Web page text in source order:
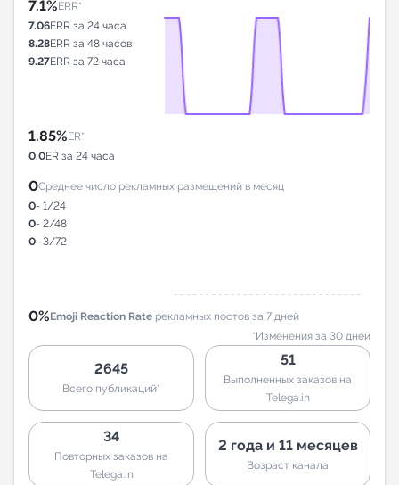
7.1%ERR*
7.06ERR за 24 часа
8.28ERR за 48 часов
9.27ERR за 72 часа
1.85%ER*
0.0ER за 24 часа
0Среднее число рекламных размещений в месяц
0- 1/24
0- 2/48
0- 3/72
0%Emoji Reaction Rate рекламных постов за 7 дней
*Изменения за 30 дней
2645
Всего публикаций*
51
Выполненных заказов на
Telega.in
34
Повторных заказов на
Telega.in
2 года и 11 месяцев
Возраст канала